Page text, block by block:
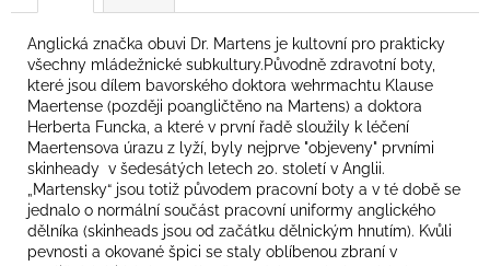
Anglická značka obuvi Dr. Martens je kultovní pro prakticky
všechny mládežnické subkultury.Původně zdravotní boty,
které jsou dílem bavorského doktora wehrmachtu Klause
Maertense (později poangličtěno na Martens) a doktora
Herberta Funcka, a které v první řadě sloužily k léčení
Maertensova úrazu z lyží, byly nejprve "objeveny" prvními
skinheady v šedesátých letech 20. století v Anglii.
„Martensky“ jsou totiž původem pracovní boty a v té době se
jednalo o normální součást pracovní uniformy anglického
dělníka (skinheads jsou od začátku dělnickým hnutím). Kvůli
pevnosti a okované špici se staly oblíbenou zbraní v